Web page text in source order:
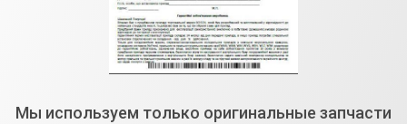
Мы используем только оригинальные запчасти